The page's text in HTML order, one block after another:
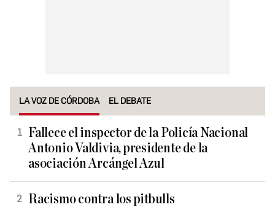
LA VOZ DE CÓRDOBA EL DEBATE
Fallece el inspector de la Policía Nacional
Antonio Valdivia, presidente de la
asociación Arcángel Azul
Racismo contra los pitbulls